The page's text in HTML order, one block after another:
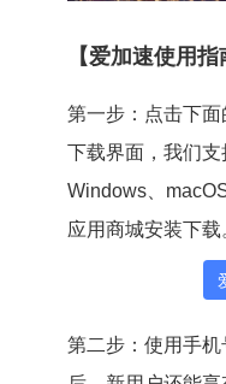
【爱加速使用指
第一步：点击下
下载界面，我们支
Windows、
应用商城安装下载
第二步：使用手